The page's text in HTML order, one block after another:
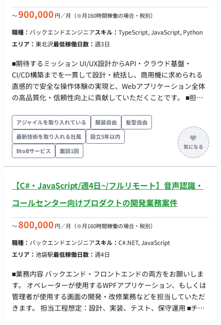
約情報◆ ・稼働量：20h〜40h
〜900,000 円／月 （※月160時間稼働の場合・税別）
職種： バックエンドエンジニアスキル： TypeScript, JavaScript, Python
エリア： 東北沢最低稼働日数： 週3日
■期待するミッション UI/UX設計からAPI・クラウド基盤・
CI/CD構築までを一貫して設計・統括し、商用機に求められる
直感的で安全な操作体験の実現と、Webアプリケーション全体
の高品質化・信頼性向上に貢献していただくことです。 ■担当
プラットフォームにおける、フロントエンド・バックエンドの
設計および実装業務を担当していただきます。UI/UXデザイナー
やロボット・制御エンジニアと連携し、リアルタイムデータの
可視化やシステム全体の構築を主導していただきます ■開発環
境 ・ プログラミング：TypeScript, JavaScript, Python ・ FW：
Actions
アジャイルを取り入れている 服装自由
髪型自由
最新技術を取り入れる社風
設立5年以内
BtoBサービス
面談1回
【C#・JavaScript/週4日~/フルリモート】音声認識・
コールセンター向けプロダクトの開発業務案件
〜800,000 円／月 （※月160時間稼働の場合・税別）
職種： バックエンドエンジニアスキル： C#.NET, JavaScript
エリア： 池袋駅最低稼働日数： 週4日
■業務内容 バックエンド・フロントエンドの両方をお願いしま
す。 オペレーターが使用するWPFアプリケーション、もしくは
管理者が使用する画面の開発・改修業務などを担当していただ
きます。 担当工程想定：設計、実装、テスト、保守運用 ■チー